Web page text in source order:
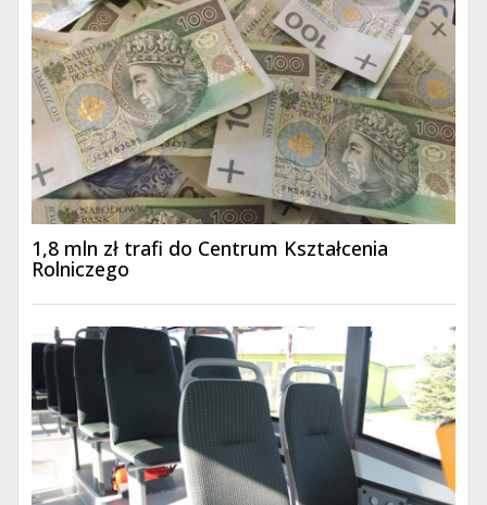
1,8 mln zł trafi do Centrum Kształcenia
Rolniczego